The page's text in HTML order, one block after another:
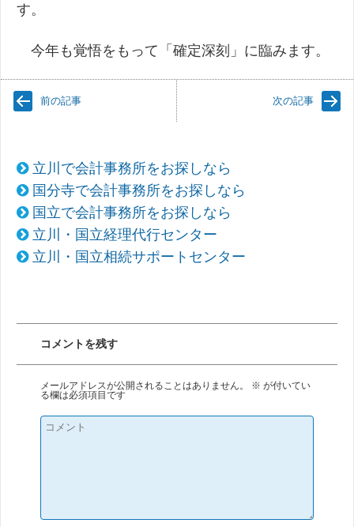
す。
今年も覚悟をもって「確定深刻」に臨みます。
前の記事 次の記事
立川で会計事務所をお探しなら
国分寺で会計事務所をお探しなら
国立で会計事務所をお探しなら
立川・国立経理代行センター
立川・国立相続サポートセンター
コメントを残す
メールアドレスが公開されることはありません。 ※ が付いてい
る欄は必須項目です